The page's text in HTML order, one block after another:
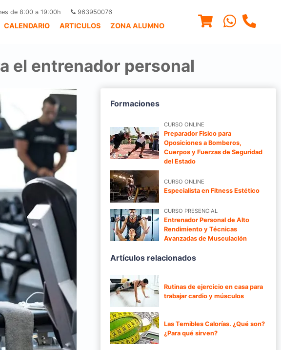
de 8:00 a 19:00h 963950076
CALENDARIO ARTICULOS ZONA ALUMNO
el entrenador personal
Formaciones
CURSO ONLINE
Preparador Físico para
Oposiciones a Bomberos,
Cuerpos y Fuerzas de Seguridad
del Estado
CURSO ONLINE
Especialista en Fitness Estético
CURSO PRESENCIAL
Entrenador Personal de Alto
Rendimiento y Técnicas
Avanzadas de Musculación
Artículos relacionados
Rutinas de ejercicio en casa para
trabajar cardio y músculos
Las Temibles Calorías. ¿Qué son?
¿Para qué sirven?